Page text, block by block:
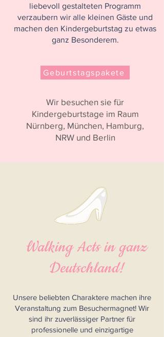
liebevoll gestalteten Programm
verzaubern wir alle kleinen Gäste und
machen den Kindergeburtstag zu etwas
ganz Besonderem.
Geburtstagspakete
Wir besuchen sie für
Kindergeburtstage im Raum
Nürnberg, München, Hamburg,
NRW und Berlin
Walking Acts in ganz
Deutschland!
Unsere beliebten Charaktere machen ihre
Veranstaltung zum Besuchermagnet! Wir
sind ihr zuverlässiger Partner für
professionelle und einzigartige